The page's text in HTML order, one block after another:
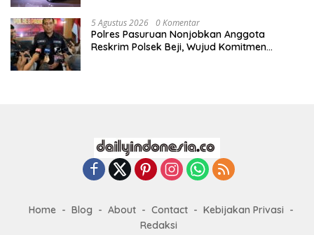
5 Agustus 2026 0 Komentar
Polres Pasuruan Nonjobkan Anggota
Reskrim Polsek Beji, Wujud Komitmen
Home Blog About Contact
Kebijakan Privasi
Redaksi